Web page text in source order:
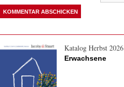
Katalog Herbst 2026
Erwachsene